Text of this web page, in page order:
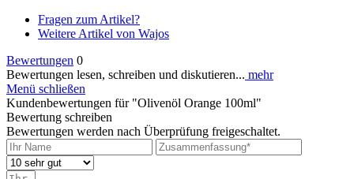
Fragen zum Artikel?
Weitere Artikel von Wajos
Bewertungen 0
Bewertungen lesen, schreiben und diskutieren... mehr
Menü schließen
Kundenbewertungen für "Olivenöl Orange 100ml"
Bewertung schreiben
Bewertungen werden nach Überprüfung freigeschaltet.